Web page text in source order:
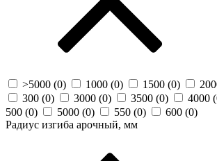
>5000 (0) 1000 (0) 1500 (0)
300 (0) 3000 (0) 3500 (0) 4000 (
500 (0) 5000 (0) 550 (0) 600 (0)
Радиус изгиба арочный, мм